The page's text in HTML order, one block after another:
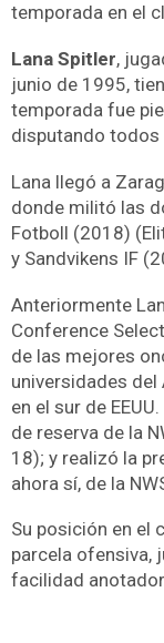
temporada en el
Lana Spitler,
junio de 1995,
temporada fue
disputando
Lana llegó a
donde militó las
Fotboll (2018)
y Sandvikens IF
Anteriormente
Conference
de las mejores
universidades del
en el sur de
de reserva de la
18); y realizó la
ahora sí, de la
Su posición en el
parcela ofensiva,
facilidad